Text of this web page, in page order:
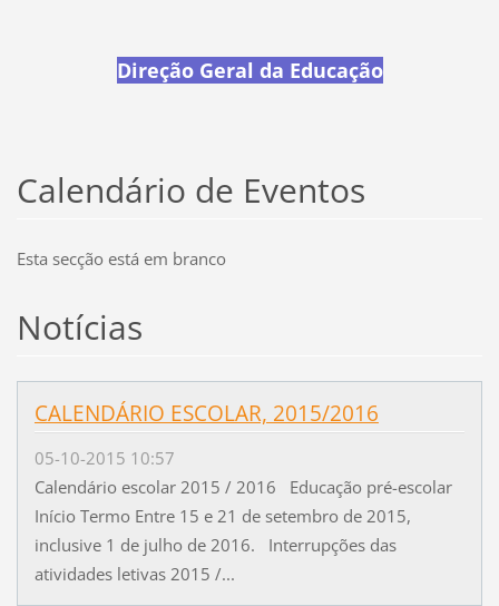
Direção Geral da Educação
Calendário de Eventos
Esta secção está em branco
Notícias
CALENDÁRIO ESCOLAR, 2015/2016
05-10-2015 10:57
Calendário escolar 2015 / 2016 Educação pré-escolar
Início Termo Entre 15 e 21 de setembro de 2015,
inclusive 1 de julho de 2016. Interrupções das
atividades letivas 2015 /...